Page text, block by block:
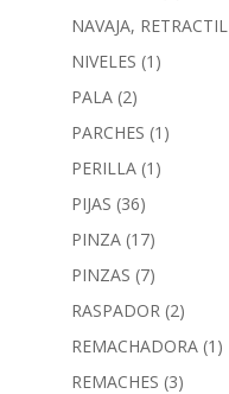
NAVAJA, RETRACTIL
NIVELES (1)
PALA (2)
PARCHES (1)
PERILLA (1)
PIJAS (36)
PINZA (17)
PINZAS (7)
RASPADOR (2)
REMACHADORA (1)
REMACHES (3)